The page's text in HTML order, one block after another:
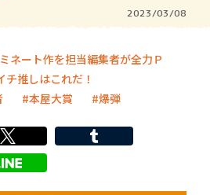
2023/03/08
ネート作を担当編集者が全力Ｐ
推しはこれだ！
本屋大賞 爆弾